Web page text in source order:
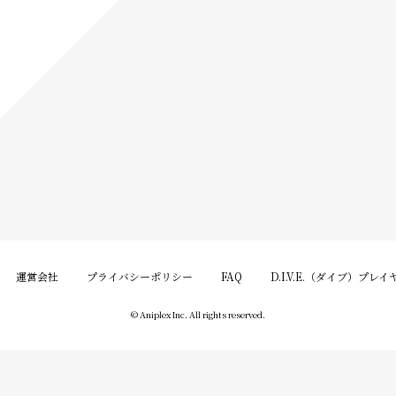
運営会社 プライバシーポリシー FAQ D.I.V.E.（ダイブ）プレイ
© Aniplex Inc. All rights reserved.